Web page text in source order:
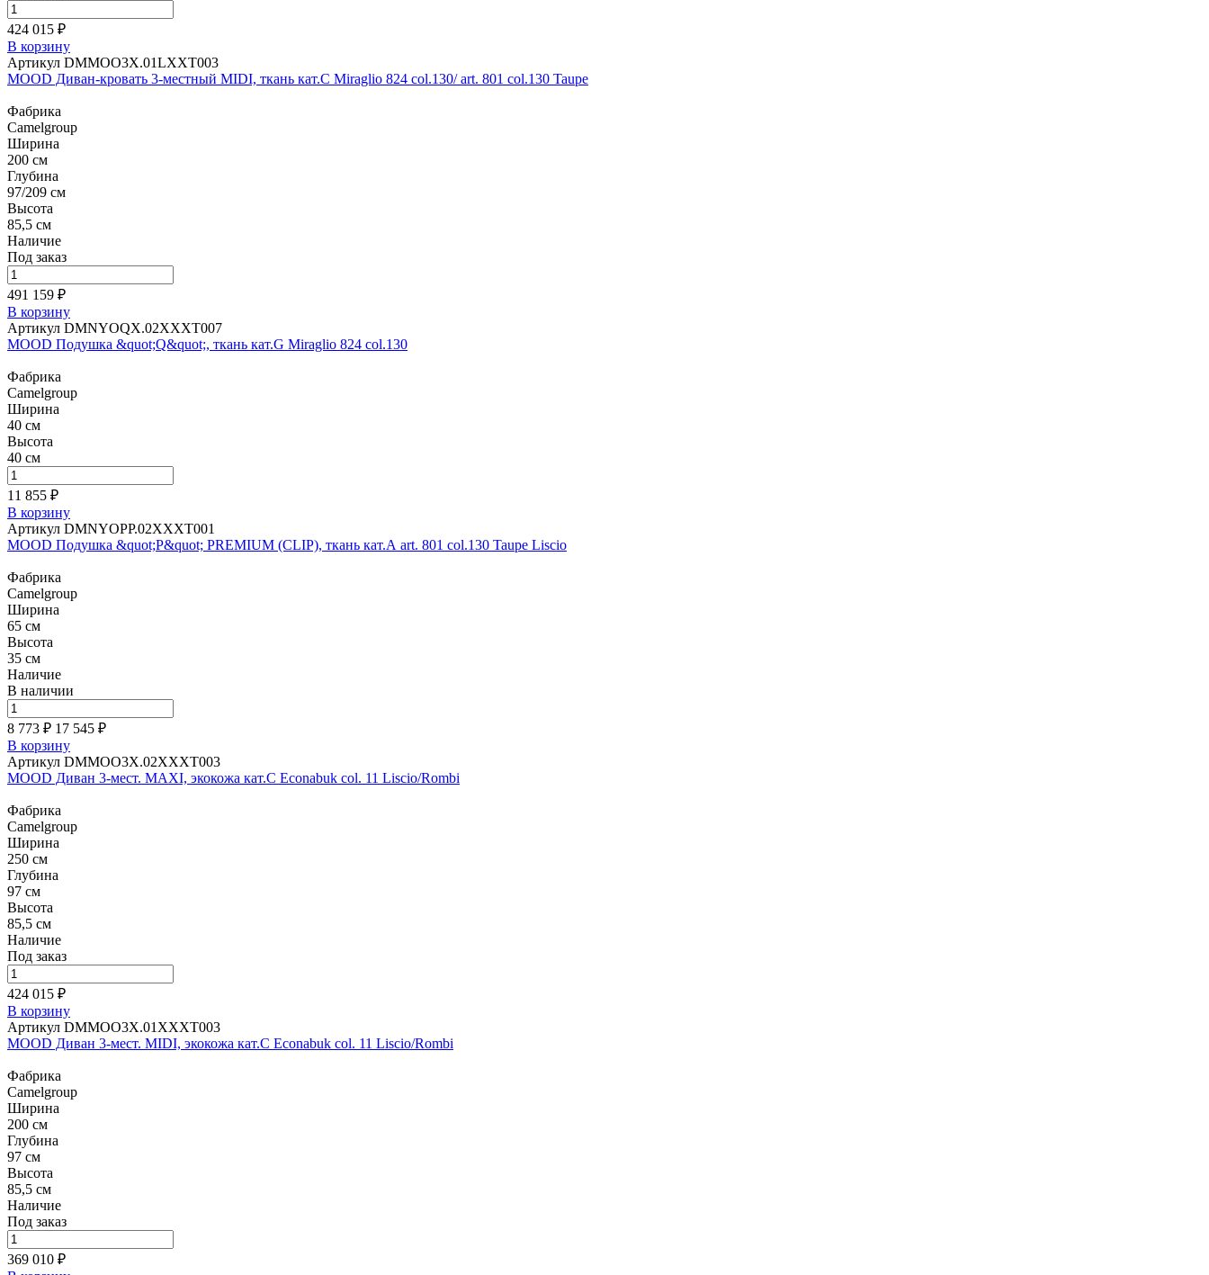
424 015 ₽
В корзину
Артикул DMMOO3X.01LXXT003
MOOD Диван-кровать 3-местный MIDI, ткань кат.С Miraglio 824 col.130/ art. 801 col.130 Taupe
Фабрика
Camelgroup
Ширина
200 см
Глубина
97/209 см
Высота
85,5 см
Наличие
Под заказ
491 159 ₽
В корзину
Артикул DMNYOQX.02XXXT007
MOOD Подушка &quot;Q&quot;, ткань кат.G Miraglio 824 col.130
Фабрика
Camelgroup
Ширина
40 см
Высота
40 см
11 855 ₽
В корзину
Артикул DMNYOPP.02XXXT001
MOOD Подушка &quot;P&quot; PREMIUM (CLIP), ткань кат.А art. 801 col.130 Taupe Liscio
Фабрика
Camelgroup
Ширина
65 см
Высота
35 см
Наличие
В наличии
8 773 ₽ 17 545 ₽
В корзину
Артикул DMMOO3X.02XXXT003
MOOD Диван 3-мест. MAXI, экокожа кат.C Econabuk col. 11 Liscio/Rombi
Фабрика
Camelgroup
Ширина
250 см
Глубина
97 см
Высота
85,5 см
Наличие
Под заказ
424 015 ₽
В корзину
Артикул DMMOO3X.01XXXT003
MOOD Диван 3-мест. MIDI, экокожа кат.C Econabuk col. 11 Liscio/Rombi
Фабрика
Camelgroup
Ширина
200 см
Глубина
97 см
Высота
85,5 см
Наличие
Под заказ
369 010 ₽